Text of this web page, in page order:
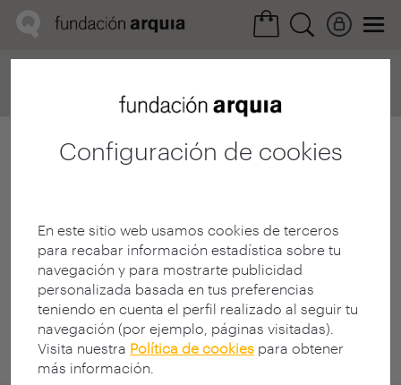
Configuración de cookies
En este sitio web usamos cookies de terceros
para recabar información estadística sobre tu
navegación y para mostrarte publicidad
personalizada basada en tus preferencias
teniendo en cuenta el perfil realizado al seguir tu
navegación (por ejemplo, páginas visitadas).
Visita nuestra Política de cookies para obtener
más información.
Ficha realización